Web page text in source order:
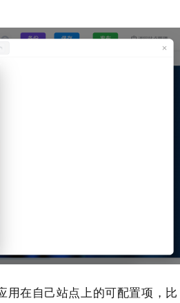
用在自己站点上的可配置项，比